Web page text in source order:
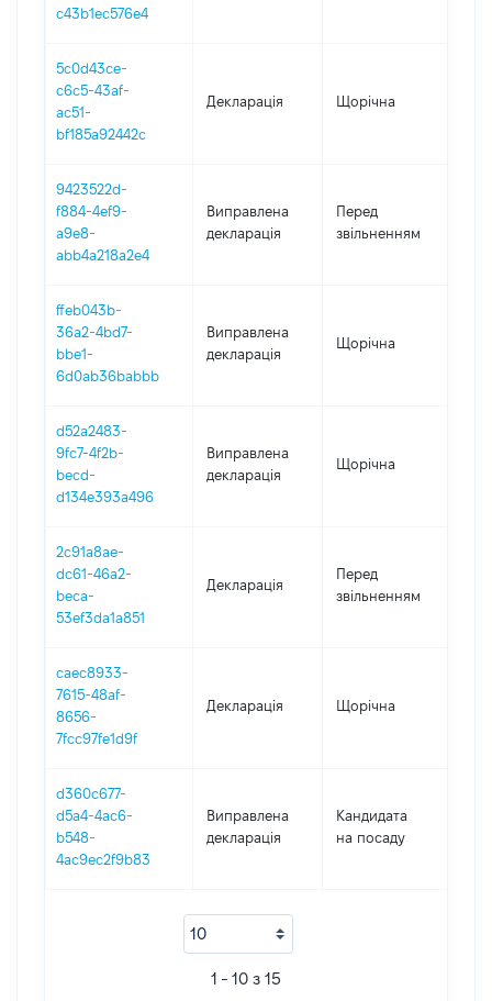
c43b1ec576e4
5c0d43ce-
c6c5-43af-
ac51-
bf185a92442c
Декларація Щорічна
9423522d-
f884-4ef9-
a9e8-
abb4a218a2e4
Виправлена
декларація
Перед
звільненням
ffeb043b-
36a2-4bd7-
bbe1-
6d0ab36babbb
Виправлена
декларація
Щорічна
d52a2483-
9fc7-4f2b-
becd-
d134e393a496
Виправлена
декларація
Щорічна
2c91a8ae-
dc61-46a2-
beca-
53ef3da1a851
Декларація
Перед
звільненням
caec8933-
7615-48af-
8656-
7fcc97fe1d9f
Декларація Щорічна
d360c677-
d5a4-4ac6-
b548-
4ac9ec2f9b83
Виправлена
декларація
Кандидата
на посаду
1 - 10 з 15